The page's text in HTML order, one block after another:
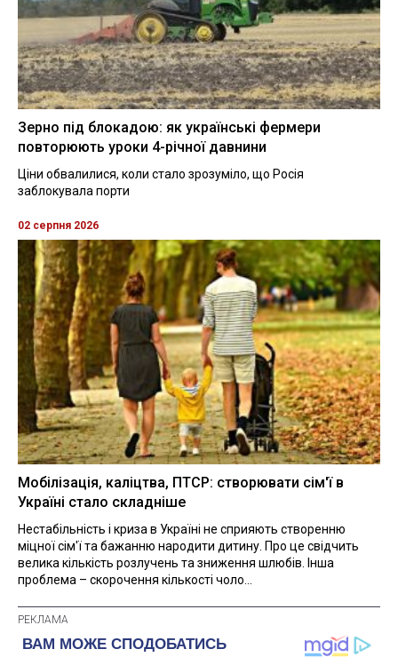
Зерно під блокадою: як українські фермери
повторюють уроки 4-річної давнини
Ціни обвалилися, коли стало зрозуміло, що Росія
заблокувала порти
02 серпня 2026
Мобілізація, каліцтва, ПТСР: створювати сім'ї в
Україні стало складніше
Нестабільність і криза в Україні не сприяють створенню
міцної сім'ї та бажанню народити дитину. Про це свідчить
велика кількість розлучень та зниження шлюбів. Інша
проблема – скорочення кількості чоло...